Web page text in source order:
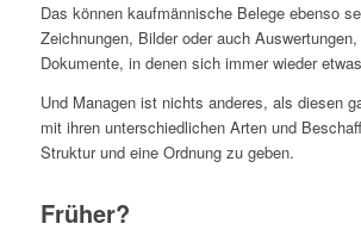
Das können kaufmännische Belege ebenso
Zeichnungen, Bilder oder auch
Dokumente, in denen sich immer wieder
Und Managen ist nichts anderes, als diesen
mit ihren unterschiedlichen Arten und
Struktur und eine Ordnung zu geben.
Früher?